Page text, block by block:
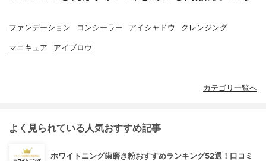
ファンデーション コンシーラー アイシャドウ クレンジング
マニキュア アイブロウ
カテゴリ一覧へ
よく見られている人気おすすめ記事
ホワイトニング歯磨き粉おすすめランキング52選！口コミ